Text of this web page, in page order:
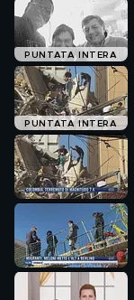
PUNTATA INTERA
PUNTATA INTERA